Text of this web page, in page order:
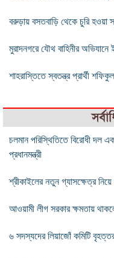
বরুড়ায় বসতবাড়ি থেকে চুরি হওয়া
মুরাদনগরে যৌথ বাহিনীর অভিযানে
শাহরাস্তিতে স্বতন্ত্র প্রার্থী
চলমান পরিস্থিতিতে বিরোধী দল
প্রধানমন্ত্রী
শ্রীকাইলের নতুন গ্যাসক্ষেত্র
আওয়ামী লীগ সরকার ক্ষমতায়
৬ সদস্যদের লিয়াজোঁ কমিটি